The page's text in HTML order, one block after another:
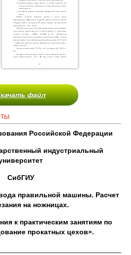
файл
Российской Федерации
индустриальный
СибГИУ
правильной машины. Расчет
на ножницах.
к практическим занятиям по
прокатных цехов».